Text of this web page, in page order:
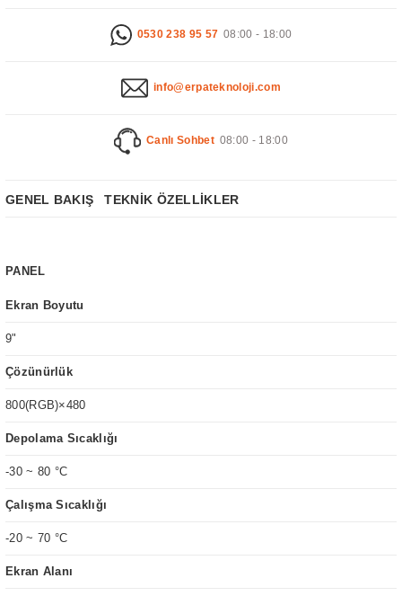
0530 238 95 57 08:00 - 18:00
info@erpateknoloji.com
Canlı Sohbet 08:00 - 18:00
GENEL BAKIŞ TEKNİK ÖZELLİKLER
PANEL
Ekran Boyutu
9"
Çözünürlük
800(RGB)×480
Depolama Sıcaklığı
-30 ~ 80 °C
Çalışma Sıcaklığı
-20 ~ 70 °C
Ekran Alanı